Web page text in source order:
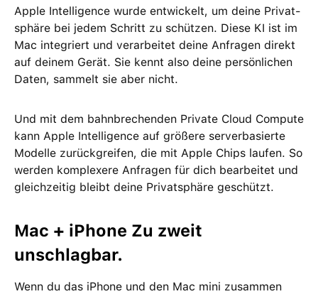
Apple Intelligence wurde ent­wickelt, um deine Privat­
sphäre bei jedem Schritt zu schützen. Diese KI ist im
Mac integriert und ver­arbeitet deine Anfragen direkt
auf deinem Gerät. Sie kennt also deine persön­lichen
Daten, sammelt sie aber nicht.
Und mit dem bahn­brechenden Private Cloud Compute
kann Apple Intelligence auf größere server­basierte
Modelle zurückgreifen, die mit Apple Chips laufen. So
werden kom­plexere Anfragen für dich bear­beitet und
gleich­zeitig bleibt deine Privat­sphäre geschützt.
Mac + iPhone Zu zweit
unschlagbar.
Wenn du das iPhone und den Mac mini zu­sam­men